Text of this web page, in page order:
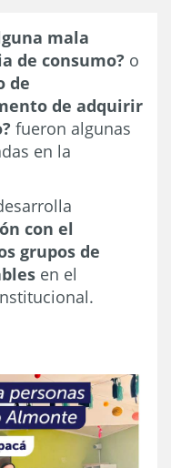
mala
de consumo? o
de
de adquirir
fueron algunas
en la
con el
grupos de
en el